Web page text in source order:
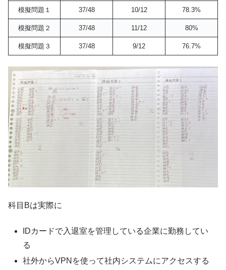
模擬問題１ 37/48 10/12 78.3%
模擬問題２ 37/48 11/12 80%
模擬問題３ 37/48 9/12 76.7%
科目Bは実際に
IDカードで入退室を管理している企業に勤務してい
る
社外からVPNを使って社内システムにアクセスする